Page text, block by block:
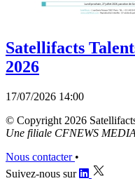
Satellifacts
2026
17/07/2026 14:00
© Copyright 2026
Une filiale CFNEWS
Nous contacter •
Suivez-nous sur